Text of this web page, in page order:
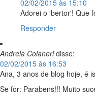
02/02/2015 às 15:10
Adorei o 'bertor'! Que
Responder
Andreia Colaneri disse:
02/02/2015 às 16:53
Ana, 3 anos de blog hoje, é
Se for: Parabens!!! Muito